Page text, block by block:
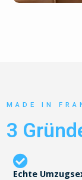
MADE IN
3
Echte